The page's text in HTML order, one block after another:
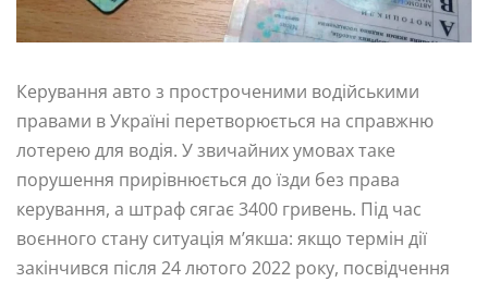
Керування авто з простроченими водійськими
правами в Україні перетворюється на справжню
лотерею для водія. У звичайних умовах таке
порушення прирівнюється до їзди без права
керування, а штраф сягає 3400 гривень. Під час
воєнного стану ситуація м’якша: якщо термін дії
закінчився після 24 лютого 2022 року, посвідчення